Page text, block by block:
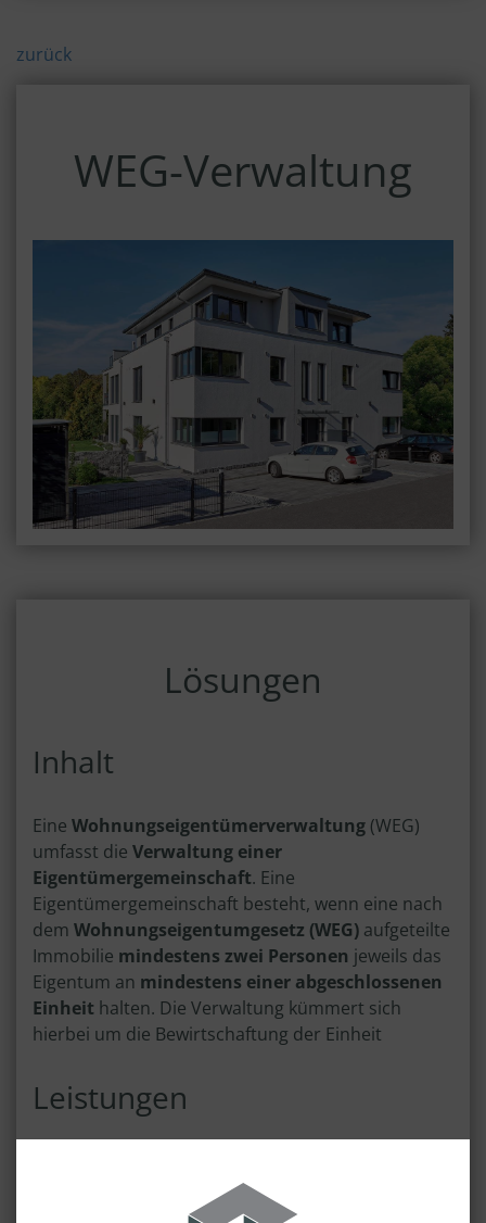
zurück
WEG-Verwaltung
Lösungen
Inhalt
Eine Wohnungseigentümerverwaltung (WEG)
umfasst die Verwaltung einer
Eigentümergemeinschaft. Eine
Eigentümergemeinschaft besteht, wenn eine nach
dem Wohnungseigentumgesetz (WEG) aufgeteilte
Immobilie mindestens zwei Personen jeweils das
Eigentum an mindestens einer abgeschlossenen
Einheit halten. Die Verwaltung kümmert sich
hierbei um die Bewirtschaftung der Einheit
Leistungen
schriftlichen Kommunikation mit Behörden,
Miteigentümern